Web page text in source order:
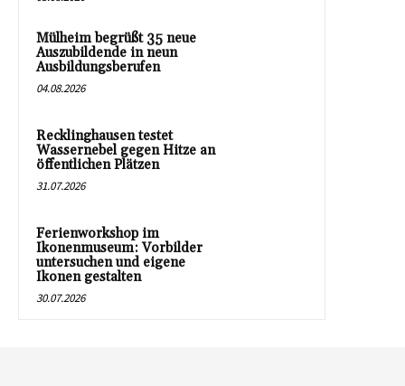
Mülheim begrüßt 35 neue
Auszubildende in neun
Ausbildungsberufen
04.08.2026
Recklinghausen testet
Wassernebel gegen Hitze an
öffentlichen Plätzen
31.07.2026
Ferienworkshop im
Ikonenmuseum: Vorbilder
untersuchen und eigene
Ikonen gestalten
30.07.2026